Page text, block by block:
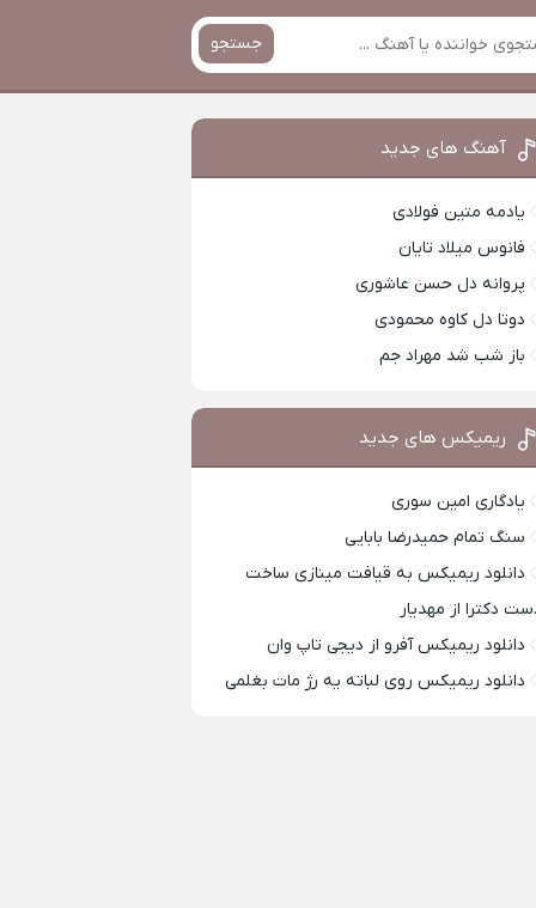
جستجو
آهنگ های جدید
یادمه متین فولادی
فانوس میلاد تایان
پروانه دل حسن عاشوری
دوتا دل کاوه محمودی
باز شب شد مهراد جم
ریمیکس های جدید
یادگاری امین سوری
سنگ تمام حمیدرضا بابایی
دانلود ریمیکس به قیافت مینازی ساخت
دکترا از مهدیار
دانلود ریمیکس آفرو از ديجی تاپ وان
دانلود ریمیکس روی لباته یه رژ مات بغلمی